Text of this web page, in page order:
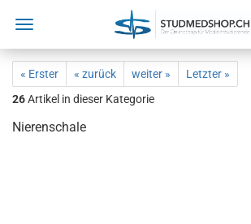
« Erster « zurück weiter »
Letzter »
26Artikel in dieser Kategorie
Nierenschale